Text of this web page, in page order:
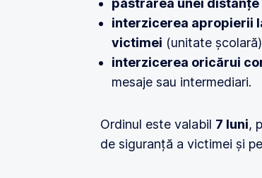
păstrarea unei
interzicerea apropierii
victimei (unitate
interzicerea oricărui
mesaje sau intermediari.
Ordinul este valabil 7 luni,
de siguranță a victimei și